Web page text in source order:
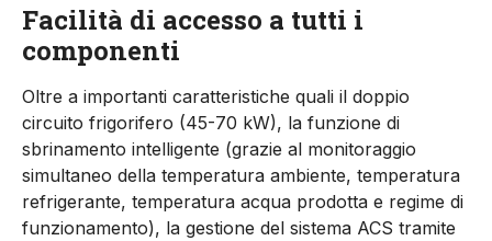
Facilità di accesso a tutti i
componenti
Oltre a importanti caratteristiche quali il doppio
circuito frigorifero (45-70 kW), la funzione di
sbrinamento intelligente (grazie al monitoraggio
simultaneo della temperatura ambiente, temperatura
refrigerante, temperatura acqua prodotta e regime di
funzionamento), la gestione del sistema ACS tramite